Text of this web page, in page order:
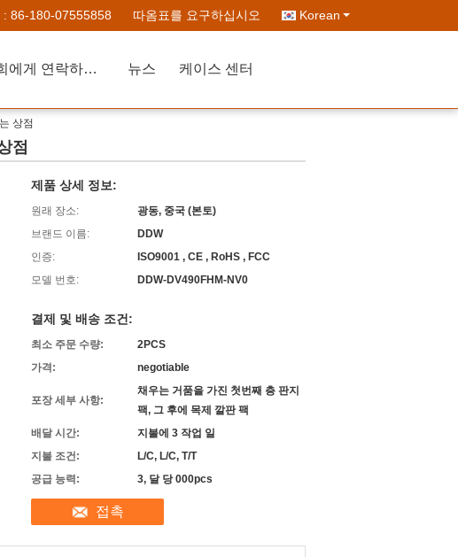
: 86-180-07555858 따옴표를 요구하십시오 Korean
저희에게 연락하십시오 뉴스 케이스 센터
상점
점
제품 상세 정보:
원래 장소:
광동, 중국 (본토)
브랜드 이름:
DDW
인증:
ISO9001 , CE , RoHS , FCC
모델 번호:
DDW-DV490FHM-NV0
결제 및 배송 조건:
최소 주문 수량:
2PCS
가격:
negotiable
포장 세부 사항:
채우는 거품을 가진 첫번째 층 판지
팩, 그 후에 목제 깔판 팩
배달 시간:
지불에 3 작업 일
지불 조건:
L/C, L/C, T/T
공급 능력:
3, 달 당 000pcs
접촉